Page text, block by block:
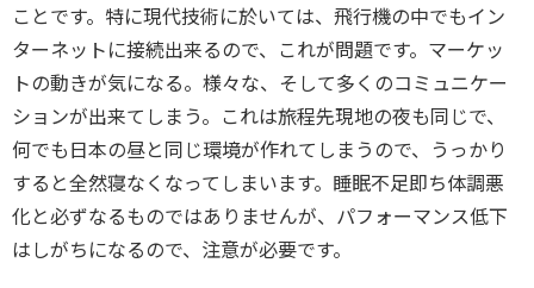
ことです。特に現代技術に於いては、飛行機の中でもイン
ターネットに接続出来るので、これが問題です。マーケッ
トの動きが気になる。様々な、そして多くのコミュニケー
ションが出来てしまう。これは旅程先現地の夜も同じで、
何でも日本の昼と同じ環境が作れてしまうので、うっかり
すると全然寝なくなってしまいます。睡眠不足即ち体調悪
化と必ずなるものではありませんが、パフォーマンス低下
はしがちになるので、注意が必要です。